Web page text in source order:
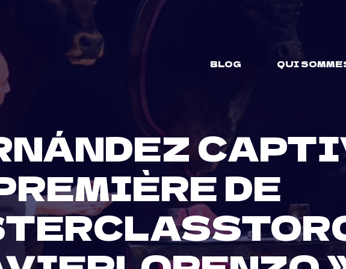
BLOG
QUI
DE